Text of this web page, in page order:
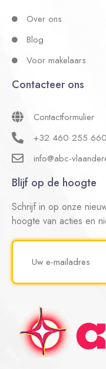
Over ons
Blog
Voor makelaars
Contacteer ons
Contactformulier
+32 460 255 660
info@abc-
Blijf op de hoogte
Schrijf in op onze
hoogte van acties en